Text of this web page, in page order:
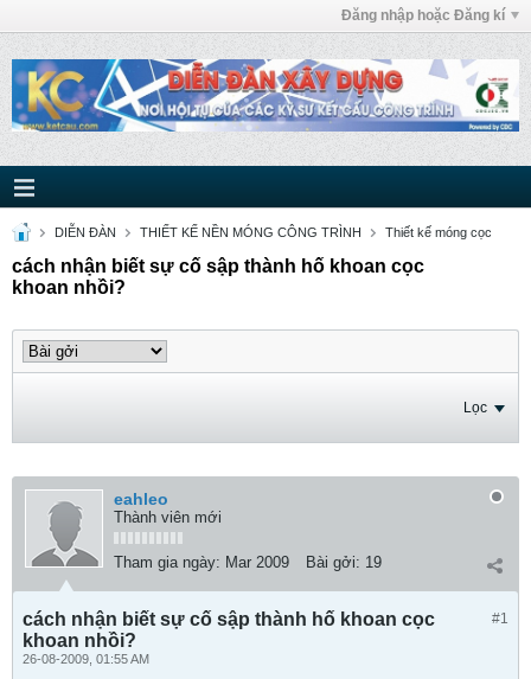
Đăng nhập hoặc Đăng kí
DIỄN ĐÀN THIẾT KẾ NỀN MÓNG CÔNG TRÌNH Thiết kế móng cọc
cách nhận biết sự cố sập thành hố khoan cọc
khoan nhồi?
Lọc
eahleo
Thành viên mới
Tham gia ngày: Mar 2009 Bài gởi: 19
#1
cách nhận biết sự cố sập thành hố khoan cọc
khoan nhồi?
26-08-2009, 01:55 AM